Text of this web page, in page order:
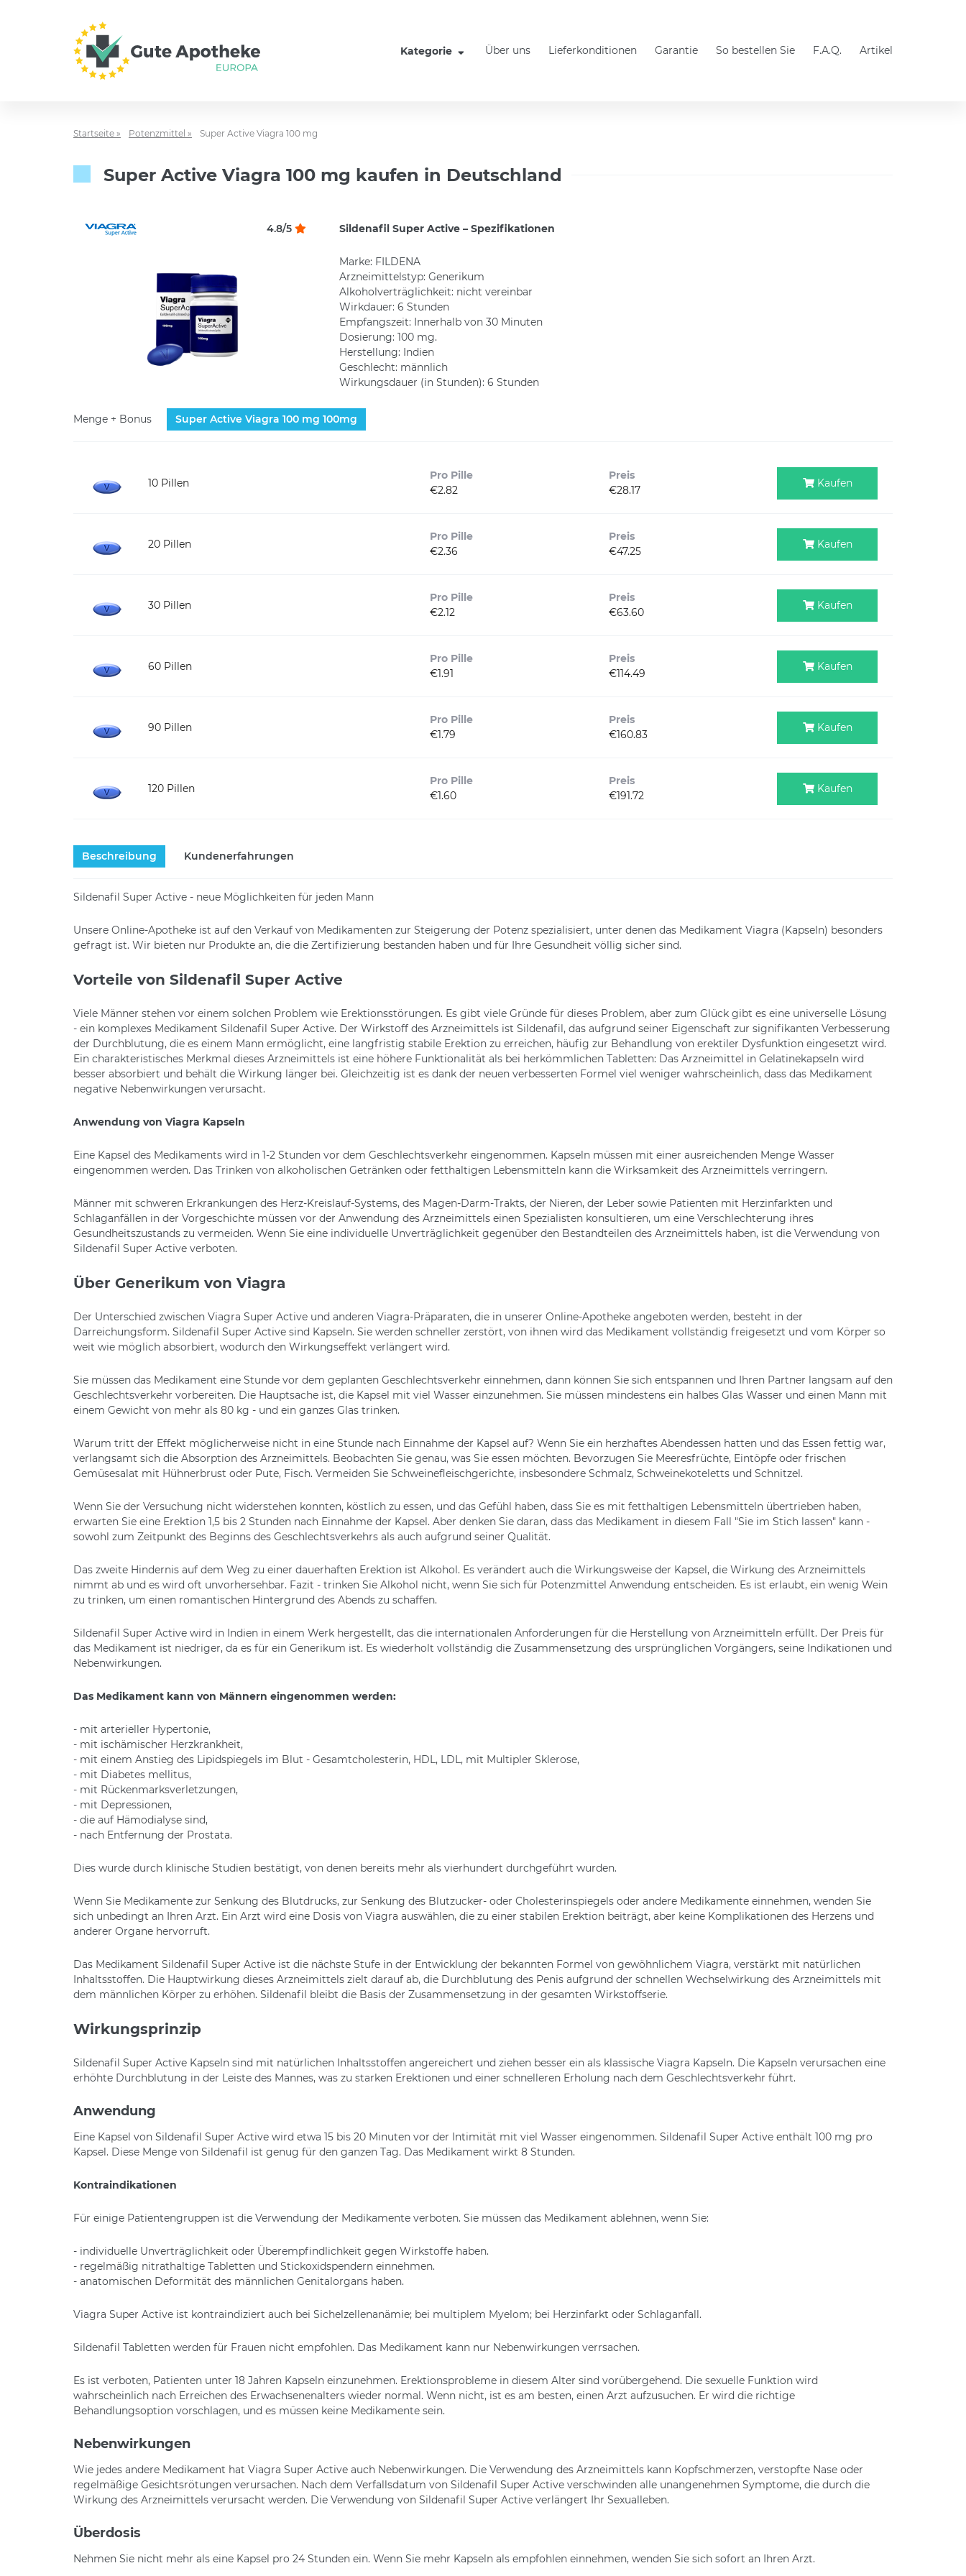
Kategorie Über uns Lieferkonditionen Garantie So bestellen Sie F.A.Q. Artikel
Startseite » Potenzmittel » Super Active Viagra 100 mg
Super Active Viagra 100 mg kaufen in Deutschland
4.8/5 Sildenafil Super Active – Spezifikationen
Marke: FILDENA
Arzneimittelstyp: Generikum
Alkoholverträglichkeit: nicht vereinbar
Wirkdauer: 6 Stunden
Empfangszeit: Innerhalb von 30 Minuten
Dosierung: 100 mg.
Herstellung: Indien
Geschlecht: männlich
Wirkungsdauer (in Stunden): 6 Stunden
Menge + Bonus Super Active Viagra 100 mg 100mg
10 Pillen
Pro Pille
€2.82
Preis
€28.17
Kaufen
20 Pillen
Pro Pille
€2.36
Preis
€47.25
Kaufen
30 Pillen
Pro Pille
€2.12
Preis
€63.60
Kaufen
60 Pillen
Pro Pille
€1.91
Preis
€114.49
Kaufen
90 Pillen
Pro Pille
€1.79
Preis
€160.83
Kaufen
120 Pillen
Pro Pille
€1.60
Preis
€191.72
Kaufen
Beschreibung Kundenerfahrungen
Sildenafil Super Active - neue Möglichkeiten für jeden Mann
Unsere Online-Apotheke ist auf den Verkauf von Medikamenten zur Steigerung der Potenz spezialisiert, unter denen das Medikament Viagra (Kapseln) besonders
gefragt ist. Wir bieten nur Produkte an, die die Zertifizierung bestanden haben und für Ihre Gesundheit völlig sicher sind.
Vorteile von Sildenafil Super Active
Viele Männer stehen vor einem solchen Problem wie Erektionsstörungen. Es gibt viele Gründe für dieses Problem, aber zum Glück gibt es eine universelle Lösung
- ein komplexes Medikament Sildenafil Super Active. Der Wirkstoff des Arzneimittels ist Sildenafil, das aufgrund seiner Eigenschaft zur signifikanten Verbesserung
der Durchblutung, die es einem Mann ermöglicht, eine langfristig stabile Erektion zu erreichen, häufig zur Behandlung von erektiler Dysfunktion eingesetzt wird.
Ein charakteristisches Merkmal dieses Arzneimittels ist eine höhere Funktionalität als bei herkömmlichen Tabletten: Das Arzneimittel in Gelatinekapseln wird
besser absorbiert und behält die Wirkung länger bei. Gleichzeitig ist es dank der neuen verbesserten Formel viel weniger wahrscheinlich, dass das Medikament
negative Nebenwirkungen verursacht.
Anwendung von Viagra Kapseln
Eine Kapsel des Medikaments wird in 1-2 Stunden vor dem Geschlechtsverkehr eingenommen. Kapseln müssen mit einer ausreichenden Menge Wasser
eingenommen werden. Das Trinken von alkoholischen Getränken oder fetthaltigen Lebensmitteln kann die Wirksamkeit des Arzneimittels verringern.
Männer mit schweren Erkrankungen des Herz-Kreislauf-Systems, des Magen-Darm-Trakts, der Nieren, der Leber sowie Patienten mit Herzinfarkten und
Schlaganfällen in der Vorgeschichte müssen vor der Anwendung des Arzneimittels einen Spezialisten konsultieren, um eine Verschlechterung ihres
Gesundheitszustands zu vermeiden. Wenn Sie eine individuelle Unverträglichkeit gegenüber den Bestandteilen des Arzneimittels haben, ist die Verwendung von
Sildenafil Super Active verboten.
Über Generikum von Viagra
Der Unterschied zwischen Viagra Super Active und anderen Viagra-Präparaten, die in unserer Online-Apotheke angeboten werden, besteht in der
Darreichungsform. Sildenafil Super Active sind Kapseln. Sie werden schneller zerstört, von ihnen wird das Medikament vollständig freigesetzt und vom Körper so
weit wie möglich absorbiert, wodurch den Wirkungseffekt verlängert wird.
Sie müssen das Medikament eine Stunde vor dem geplanten Geschlechtsverkehr einnehmen, dann können Sie sich entspannen und Ihren Partner langsam auf den
Geschlechtsverkehr vorbereiten. Die Hauptsache ist, die Kapsel mit viel Wasser einzunehmen. Sie müssen mindestens ein halbes Glas Wasser und einen Mann mit
einem Gewicht von mehr als 80 kg - und ein ganzes Glas trinken.
Warum tritt der Effekt möglicherweise nicht in eine Stunde nach Einnahme der Kapsel auf? Wenn Sie ein herzhaftes Abendessen hatten und das Essen fettig war,
verlangsamt sich die Absorption des Arzneimittels. Beobachten Sie genau, was Sie essen möchten. Bevorzugen Sie Meeresfrüchte, Eintöpfe oder frischen
Gemüsesalat mit Hühnerbrust oder Pute, Fisch. Vermeiden Sie Schweinefleischgerichte, insbesondere Schmalz, Schweinekoteletts und Schnitzel.
Wenn Sie der Versuchung nicht widerstehen konnten, köstlich zu essen, und das Gefühl haben, dass Sie es mit fetthaltigen Lebensmitteln übertrieben haben,
erwarten Sie eine Erektion 1,5 bis 2 Stunden nach Einnahme der Kapsel. Aber denken Sie daran, dass das Medikament in diesem Fall "Sie im Stich lassen" kann -
sowohl zum Zeitpunkt des Beginns des Geschlechtsverkehrs als auch aufgrund seiner Qualität.
Das zweite Hindernis auf dem Weg zu einer dauerhaften Erektion ist Alkohol. Es verändert auch die Wirkungsweise der Kapsel, die Wirkung des Arzneimittels
nimmt ab und es wird oft unvorhersehbar. Fazit - trinken Sie Alkohol nicht, wenn Sie sich für Potenzmittel Anwendung entscheiden. Es ist erlaubt, ein wenig Wein
zu trinken, um einen romantischen Hintergrund des Abends zu schaffen.
Sildenafil Super Active wird in Indien in einem Werk hergestellt, das die internationalen Anforderungen für die Herstellung von Arzneimitteln erfüllt. Der Preis für
das Medikament ist niedriger, da es für ein Generikum ist. Es wiederholt vollständig die Zusammensetzung des ursprünglichen Vorgängers, seine Indikationen und
Nebenwirkungen.
Das Medikament kann von Männern eingenommen werden:
- mit arterieller Hypertonie,
- mit ischämischer Herzkrankheit,
- mit einem Anstieg des Lipidspiegels im Blut - Gesamtcholesterin, HDL, LDL, mit Multipler Sklerose,
- mit Diabetes mellitus,
- mit Rückenmarksverletzungen,
- mit Depressionen,
- die auf Hämodialyse sind,
- nach Entfernung der Prostata.
Dies wurde durch klinische Studien bestätigt, von denen bereits mehr als vierhundert durchgeführt wurden.
Wenn Sie Medikamente zur Senkung des Blutdrucks, zur Senkung des Blutzucker- oder Cholesterinspiegels oder andere Medikamente einnehmen, wenden Sie
sich unbedingt an Ihren Arzt. Ein Arzt wird eine Dosis von Viagra auswählen, die zu einer stabilen Erektion beiträgt, aber keine Komplikationen des Herzens und
anderer Organe hervorruft.
Das Medikament Sildenafil Super Active ist die nächste Stufe in der Entwicklung der bekannten Formel von gewöhnlichem Viagra, verstärkt mit natürlichen
Inhaltsstoffen. Die Hauptwirkung dieses Arzneimittels zielt darauf ab, die Durchblutung des Penis aufgrund der schnellen Wechselwirkung des Arzneimittels mit
dem männlichen Körper zu erhöhen. Sildenafil bleibt die Basis der Zusammensetzung in der gesamten Wirkstoffserie.
Wirkungsprinzip
Sildenafil Super Active Kapseln sind mit natürlichen Inhaltsstoffen angereichert und ziehen besser ein als klassische Viagra Kapseln. Die Kapseln verursachen eine
erhöhte Durchblutung in der Leiste des Mannes, was zu starken Erektionen und einer schnelleren Erholung nach dem Geschlechtsverkehr führt.
Anwendung
Eine Kapsel von Sildenafil Super Active wird etwa 15 bis 20 Minuten vor der Intimität mit viel Wasser eingenommen. Sildenafil Super Active enthält 100 mg pro
Kapsel. Diese Menge von Sildenafil ist genug für den ganzen Tag. Das Medikament wirkt 8 Stunden.
Kontraindikationen
Für einige Patientengruppen ist die Verwendung der Medikamente verboten. Sie müssen das Medikament ablehnen, wenn Sie:
- individuelle Unverträglichkeit oder Überempfindlichkeit gegen Wirkstoffe haben.
- regelmäßig nitrathaltige Tabletten und Stickoxidspendern einnehmen.
- anatomischen Deformität des männlichen Genitalorgans haben.
Viagra Super Active ist kontraindiziert auch bei Sichelzellenanämie; bei multiplem Myelom; bei Herzinfarkt oder Schlaganfall.
Sildenafil Tabletten werden für Frauen nicht empfohlen. Das Medikament kann nur Nebenwirkungen verrsachen.
Es ist verboten, Patienten unter 18 Jahren Kapseln einzunehmen. Erektionsprobleme in diesem Alter sind vorübergehend. Die sexuelle Funktion wird
wahrscheinlich nach Erreichen des Erwachsenenalters wieder normal. Wenn nicht, ist es am besten, einen Arzt aufzusuchen. Er wird die richtige
Behandlungsoption vorschlagen, und es müssen keine Medikamente sein.
Nebenwirkungen
Wie jedes andere Medikament hat Viagra Super Active auch Nebenwirkungen. Die Verwendung des Arzneimittels kann Kopfschmerzen, verstopfte Nase oder
regelmäßige Gesichtsrötungen verursachen. Nach dem Verfallsdatum von Sildenafil Super Active verschwinden alle unangenehmen Symptome, die durch die
Wirkung des Arzneimittels verursacht werden. Die Verwendung von Sildenafil Super Active verlängert Ihr Sexualleben.
Überdosis
Nehmen Sie nicht mehr als eine Kapsel pro 24 Stunden ein. Wenn Sie mehr Kapseln als empfohlen einnehmen, wenden Sie sich sofort an Ihren Arzt.